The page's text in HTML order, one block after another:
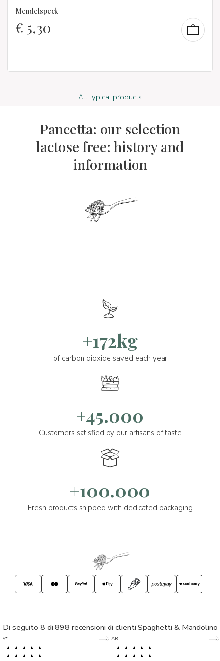
Mendelspeck
€ 5,30
All typical products
Pancetta: our selection
lactose free: history and
information
+172kg
of carbon dioxide saved each year
+45.000
Customers satisfied by our artisans of taste
+100.000
Fresh products shipped with dedicated packaging
Di seguito 8 di 898 recensioni di clienti Spaghetti & Mandolino
S* 5/5
LP 5/5
M* 5/5
AR 5/5
D* 5/5
S* 5/5